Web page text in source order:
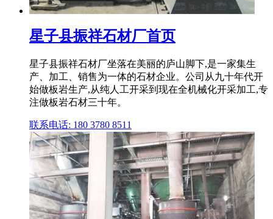
星子县振祥石材厂首页
星子县振祥石材厂坐落在美丽的庐山脚下,是一家集生
产、加工、销售为一体的石材企业。公司从九十年代开
始做板岩生产,从纯人工开采到现在全机械化开采加工,专
注做板岩石材三十年。
联系电话: 180 3780 8511